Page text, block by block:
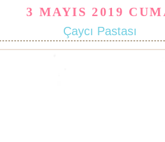
3 MAYIS 2019
Çaycı Pastası